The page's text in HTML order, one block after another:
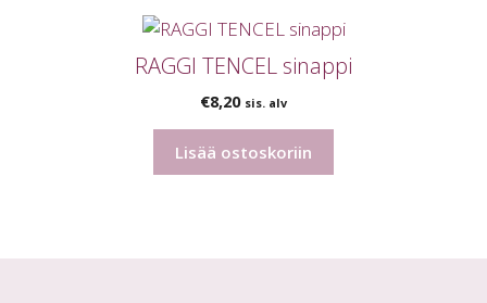
RAGGI TENCEL sinappi
€8,20 sis. alv
Lisää ostoskoriin